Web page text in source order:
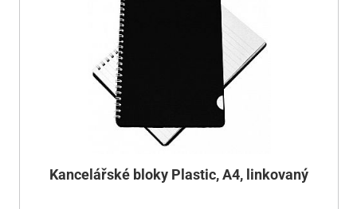
Kancelářské bloky Plastic, A4, linkovaný